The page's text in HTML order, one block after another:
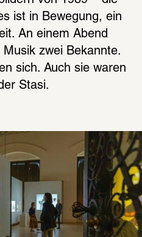
ist in Bewegung, ein
An einem Abend
zwei Bekannte.
sich. Auch sie waren
Stasi.